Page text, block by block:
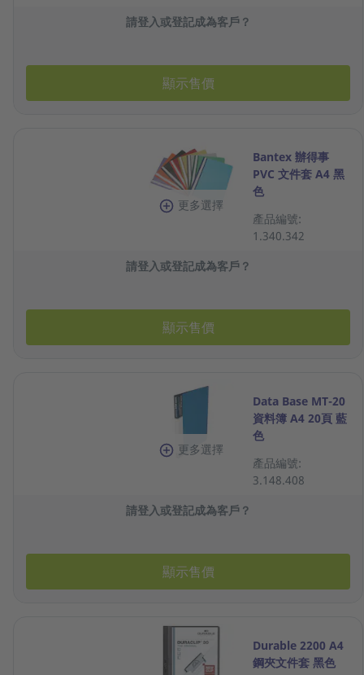
請登入或登記成為客戶？
顯示售價
更多選擇
Bantex 辦得事
PVC 文件套 A4 黑
色
產品編號:
1.340.342
請登入或登記成為客戶？
顯示售價
更多選擇
Data Base MT-20
資料簿 A4 20頁 藍
色
產品編號:
3.148.408
請登入或登記成為客戶？
顯示售價
Durable 2200 A4
鋼夾文件套 黑色